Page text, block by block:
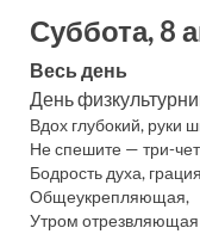
Суббота, 8
Весь день
День
Вдох глубокий, руки
Не спешите — три-
Бодрость духа,
Общеукрепляющая,
Утром отрезвляющая